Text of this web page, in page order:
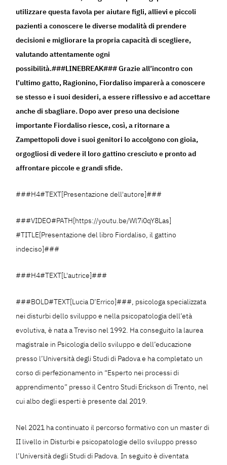
utilizzare questa favola per aiutare figli, allievi e piccoli
pazienti a conoscere le diverse modalità di prendere
decisioni e migliorare la propria capacità di scegliere,
valutando attentamente ogni
possibilità.###LINEBREAK### Grazie all’incontro con
l’ultimo gatto, Ragionino, Fiordaliso imparerà a conoscere
se stesso e i suoi desideri, a essere riflessivo e ad accettare
anche di sbagliare. Dopo aver preso una decisione
importante Fiordaliso riesce, così, a ritornare a
Zampettopoli dove i suoi genitori lo accolgono con gioia,
orgogliosi di vedere il loro gattino cresciuto e pronto ad
affrontare piccole e grandi sfide.
###H4#TEXT[Presentazione dell'autore]###
###VIDEO#PATH[https://youtu.be/Wl7i0qY8Las]
#TITLE[Presentazione del libro Fiordaliso, il gattino
indeciso]###
###H4#TEXT[L'autrice]###
###BOLD#TEXT[Lucia D’Errico]###, psicologa specializzata
nei disturbi dello sviluppo e nella psicopatologia dell’età
evolutiva, è nata a Treviso nel 1992. Ha conseguito la laurea
magistrale in Psicologia dello sviluppo e dell’educazione
presso l’Università degli Studi di Padova e ha completato un
corso di perfezionamento in “Esperto nei processi di
apprendimento” presso il Centro Studi Erickson di Trento, nel
cui albo degli esperti è presente dal 2019.
Nel 2021 ha continuato il percorso formativo con un master di
II livello in Disturbi e psicopatologie dello sviluppo presso
l’Università degli Studi di Padova. In seguito è diventata